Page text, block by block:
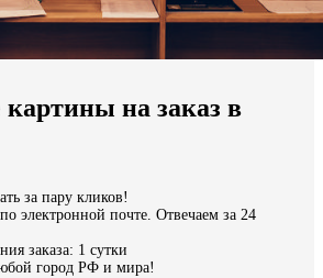
миру
на заказ в
за пару кликов!
электронной почте. Отвечаем за 24
заказа: 1 сутки
город РФ и мира!